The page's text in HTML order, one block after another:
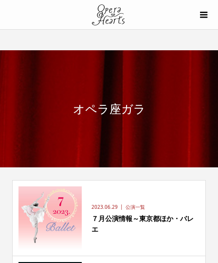
オペラ座ガラ
2023.06.29 公演一覧
７月公演情報～東京都ほか・バレ
エ